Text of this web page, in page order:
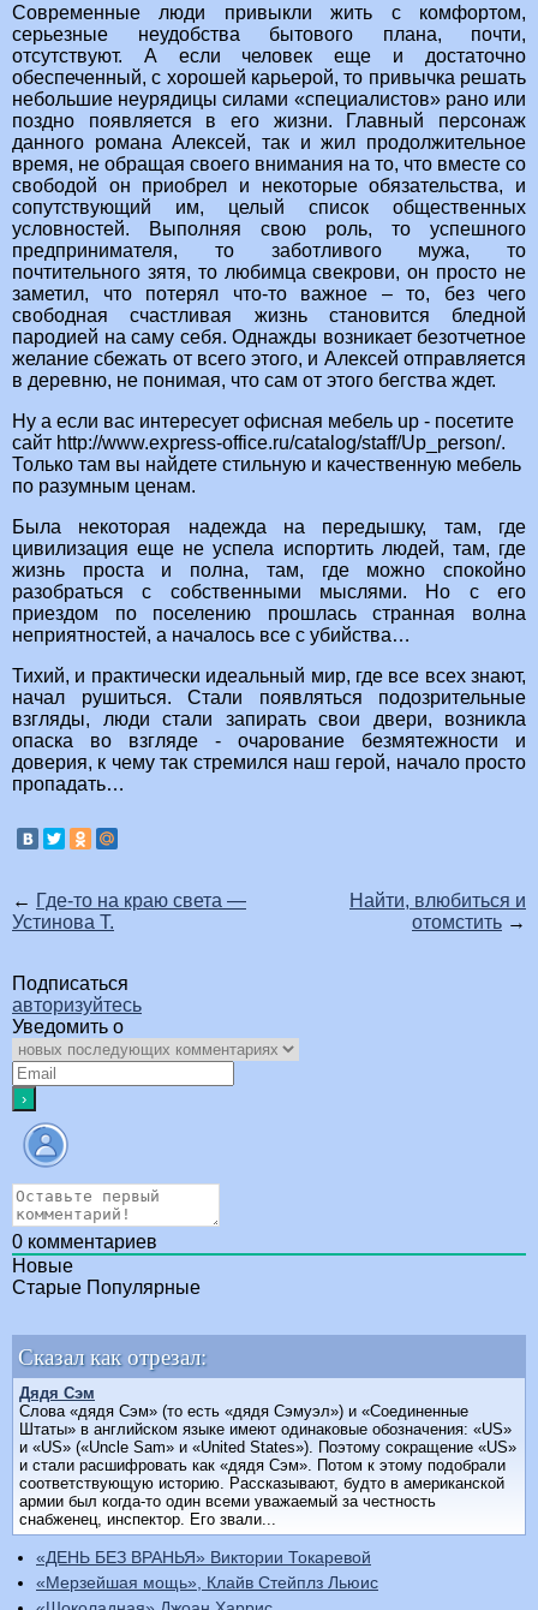
Современные люди привыкли жить с комфортом,
серьезные неудобства бытового плана, почти,
отсутствуют. А если человек еще и достаточно
обеспеченный, с хорошей карьерой, то привычка решать
небольшие неурядицы силами «специалистов» рано или
поздно появляется в его жизни. Главный персонаж
данного романа Алексей, так и жил продолжительное
время, не обращая своего внимания на то, что вместе со
свободой он приобрел и некоторые обязательства, и
сопутствующий им, целый список общественных
условностей. Выполняя свою роль, то успешного
предпринимателя, то заботливого мужа, то
почтительного зятя, то любимца свекрови, он просто не
заметил, что потерял что-то важное – то, без чего
свободная счастливая жизнь становится бледной
пародией на саму себя. Однажды возникает безотчетное
желание сбежать от всего этого, и Алексей отправляется
в деревню, не понимая, что сам от этого бегства ждет.
Ну а если вас интересует офисная мебель up - посетите
сайт http://www.express-office.ru/catalog/staff/Up_person/.
Только там вы найдете стильную и качественную мебель
по разумным ценам.
Была некоторая надежда на передышку, там, где
цивилизация еще не успела испортить людей, там, где
жизнь проста и полна, там, где можно спокойно
разобраться с собственными мыслями. Но с его
приездом по поселению прошлась странная волна
неприятностей, а началось все с убийства…
Тихий, и практически идеальный мир, где все всех знают,
начал рушиться. Стали появляться подозрительные
взгляды, люди стали запирать свои двери, возникла
опаска во взгляде - очарование безмятежности и
доверия, к чему так стремился наш герой, начало просто
пропадать…
← Где-то на краю света —
Устинова Т.
Найти, влюбиться и
отомстить →
Подписаться
авторизуйтесь
Уведомить о
0 комментариев
Новые
Старые Популярные
Сказал как отрезал:
Дядя Сэм
Слова «дядя Сэм» (то есть «дядя Сэмуэл») и «Соединенные
Штаты» в английском языке имеют одинаковые обозначения: «US»
и «US» («Uncle Sam» и «United States»). Поэтому сокращение «US»
и стали расшифровать как «дядя Сэм». Потом к этому подобрали
соответствующую историю. Рассказывают, будто в американской
армии был когда-то один всеми уважаемый за честность
снабженец, инспектор. Его звали...
«ДЕНЬ БЕЗ ВРАНЬЯ» Виктории Токаревой
«Мерзейшая мощь», Клайв Стейплз Льюис